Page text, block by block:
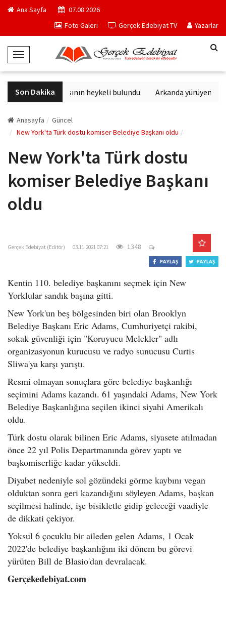
Ana Sayfa
07.08.2026
Foto Galeri
Gerçek Edebiyat TV Yazarlar
T
o
g
g
e
N
v
g
a
t
n
Son Dakika
Sağlık tanrısının heykeli bulundu Arkanda yürüyen M.
Anasayfa
Güncel
New York'ta Türk dostu komiser Belediye Başkanı oldu
New York'ta Türk dostu
komiser Belediye Başkanı
oldu
Gerçek Edebiyat (Editör) 03.11.2021 07:21 1348
Kentin 110. belediye başkanını seçmek için New
Yorklular sandık başına gitti.
New York'un beş bölgesinden biri olan Brooklyn
Belediye Başkanı Eric Adams, Cumhuriyetçi rakibi,
sokak güvenliği için "Koruyucu Melekler" adlı
organizasyonun kurucusu ve radyo sunucusu Curtis
Sliwa'ya karşı yarıştı.
Resmi olmayan sonuçlara göre belediye başkanlığı
seçimini Adams kazandı. 61 yaşındaki Adams, New York
Belediye Başkanlığına seçilen ikinci siyahi Amerikalı
oldu.
Türk dostu olarak bilinen Eric Adams, siyasete atılmadan
önce 22 yıl Polis Departmanında görev yaptı ve
başkomiserliğe kadar yükseldi.
Diyabet nedeniyle sol gözündeki görme kaybını vegan
olduktan sonra geri kazandığını söyleyen Adams, başkan
seçilmesi halinde, işe bisikletle gidip geleceği vaadiyle
de dikkati çekiyor.
Yoksul 6 çocuklu bir aileden gelen Adams, 1 Ocak
2022'de belediye başkanlığını iki dönem bu görevi
yürüten Bill de Blasio'dan devralacak.
Gerçekedebiyat.com